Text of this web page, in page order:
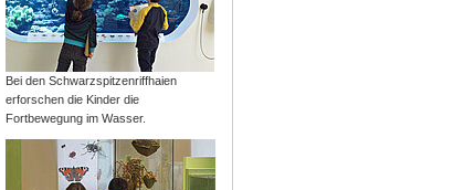
Bei den Schwarzspitzenriffhaien
erforschen die Kinder die
Fortbewegung im Wasser.